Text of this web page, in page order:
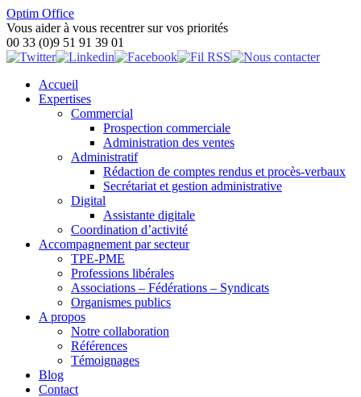
Optim Office
Vous aider à vous recentrer sur vos priorités
00 33 (0)9 51 91 39 01
Accueil
Expertises
Commercial
Prospection commerciale
Administration des ventes
Administratif
Rédaction de comptes rendus et procès-verbaux
Secrétariat et gestion administrative
Digital
Assistante digitale
Coordination d’activité
Accompagnement par secteur
TPE-PME
Professions libérales
Associations – Fédérations – Syndicats
Organismes publics
A propos
Notre collaboration
Références
Témoignages
Blog
Contact